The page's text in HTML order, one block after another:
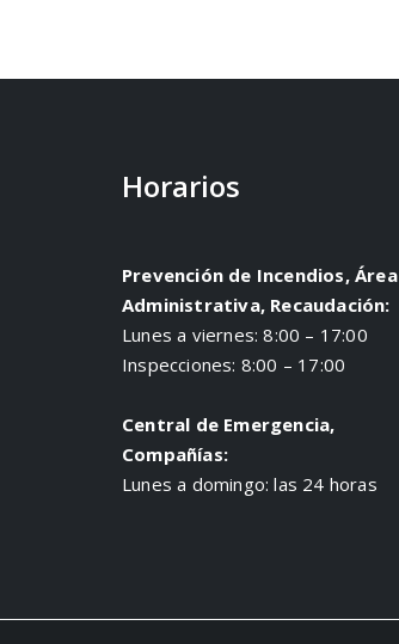
Horarios
Prevención de Incendios, Área
Administrativa, Recaudación:
Lunes a viernes: 8:00 – 17:00
Inspecciones: 8:00 – 17:00
Central de Emergencia,
Compañías:
Lunes a domingo: las 24 horas